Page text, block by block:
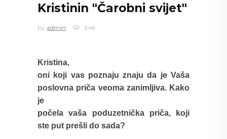
Kristinin "Čarobni svijet"
by admin 348
Kristina,
oni koji vas poznaju znaju da je Vaša
poslovna priča veoma zanimljiva. Kako
je
počela vaša poduzetnička priča, koji
ste put prešli do sada?